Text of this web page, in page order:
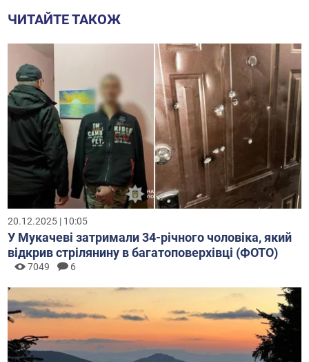
ЧИТАЙТЕ ТАКОЖ
20.12.2025 | 10:05
У Мукачеві затримали 34-річного чоловіка, який
відкрив стрілянину в багатоповерхівці (ФОТО)
7049 6